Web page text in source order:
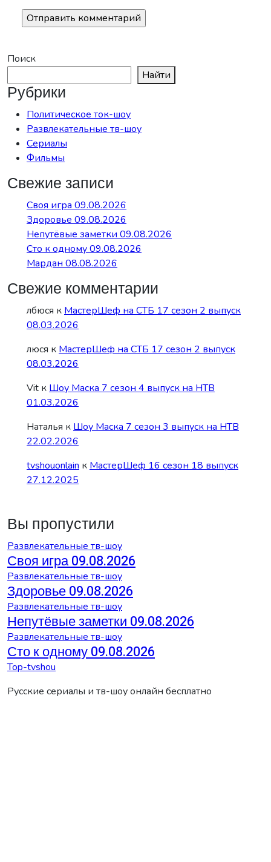
Поиск
Найти
Рубрики
Политическое ток-шоу
Развлекательные тв-шоу
Сериалы
Фильмы
Свежие записи
Своя игра 09.08.2026
Здоровье 09.08.2026
Непутёвые заметки 09.08.2026
Сто к одному 09.08.2026
Мардан 08.08.2026
Свежие комментарии
лбюся к МастерШеф на СТБ 17 сезон 2 выпуск
08.03.2026
люся к МастерШеф на СТБ 17 сезон 2 выпуск
08.03.2026
Vit к Шоу Маска 7 сезон 4 выпуск на НТВ
01.03.2026
Наталья к Шоу Маска 7 сезон 3 выпуск на НТВ
22.02.2026
tvshouonlain к МастерШеф 16 сезон 18 выпуск
27.12.2025
Вы пропустили
Развлекательные тв-шоу
Своя игра 09.08.2026
Развлекательные тв-шоу
Здоровье 09.08.2026
Развлекательные тв-шоу
Непутёвые заметки 09.08.2026
Развлекательные тв-шоу
Сто к одному 09.08.2026
Top-tvshou
Русские сериалы и тв-шоу онлайн бесплатно